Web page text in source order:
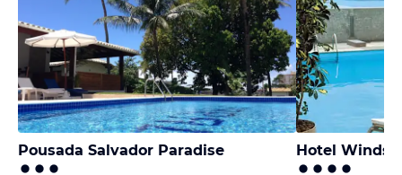
Pousada Salvador Paradise Hotel